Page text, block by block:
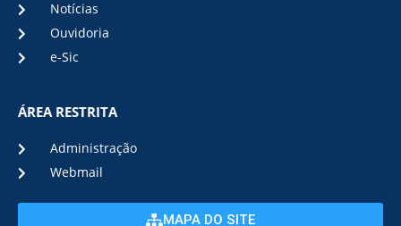
Notícias
Ouvidoria
e-Sic
ÁREA RESTRITA
Administração
Webmail
MAPA DO SITE